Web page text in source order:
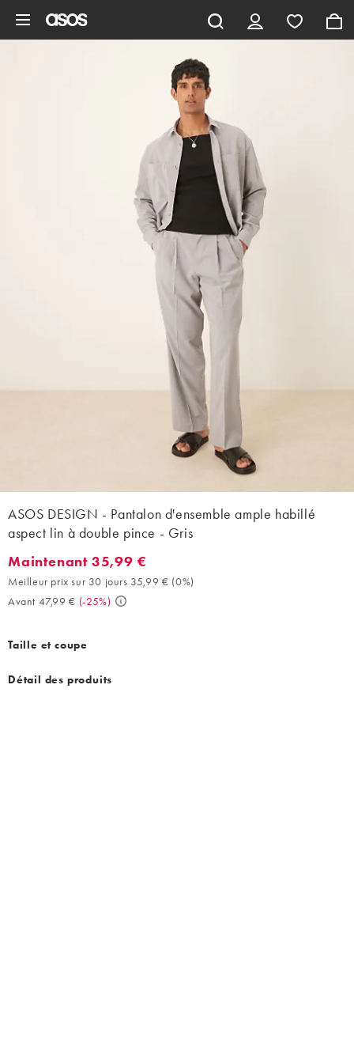
ASOS DESIGN - Pantalon d'ensemble ample habillé
aspect lin à double pince - Gris
Maintenant 35,99 €. Meilleur prix sur 30 jours 35,99 € (0%).
Maintenant 35,99 €
Meilleur prix sur 30 jours 35,99 € (0%)
Avant 47,99 € (-25%)
Taille et coupe
Détail des produits